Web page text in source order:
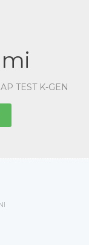
TEST K-GEN